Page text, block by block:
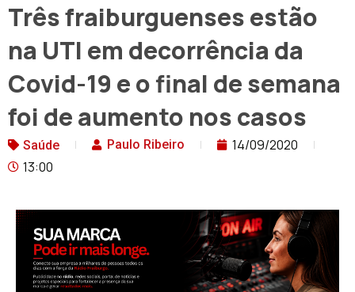
Três fraiburguenses estão
na UTI em decorrência da
Covid-19 e o final de semana
foi de aumento nos casos
Saúde Paulo Ribeiro
14/09/2020
13:00